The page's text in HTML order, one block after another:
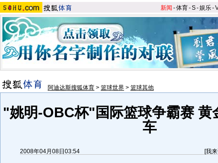
新闻 -体育-S-娱乐-
阿迪达斯搜狐体育 > 篮球世界 > 篮球其他
"姚明-OBC杯"国际篮球争霸赛 黄
车
2008年04月08日03:54 [我